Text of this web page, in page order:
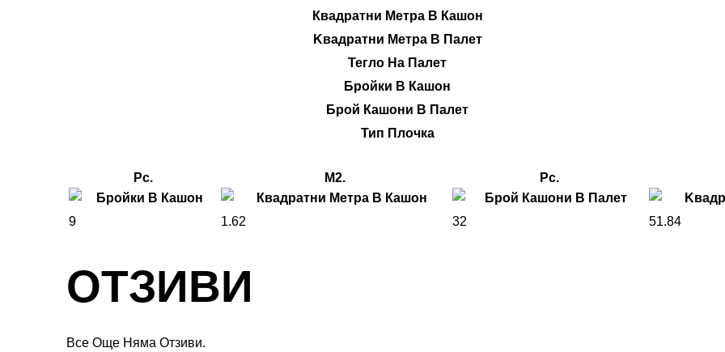
Квадратни Метра В Кашон
Kвадратни Метра В Палет
Тегло На Палет
Бройки В Кашон
Брой Кашони В Палет
Тип Плочка
Pc. M2. Pc.
9 1.62 32 51.84
ОТЗИВИ
Все Още Няма Отзиви.